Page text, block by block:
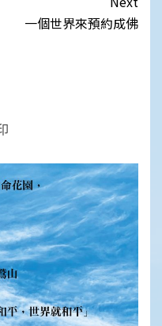
一個世界來預約成佛